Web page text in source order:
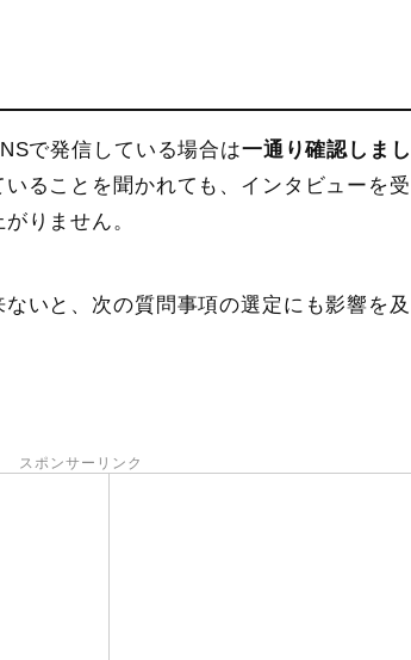
で発信している場合は一通り確認しまし
ることを聞かれても、インタビューを受
りません。
いと、次の質問事項の選定にも影響を及
スポンサーリンク